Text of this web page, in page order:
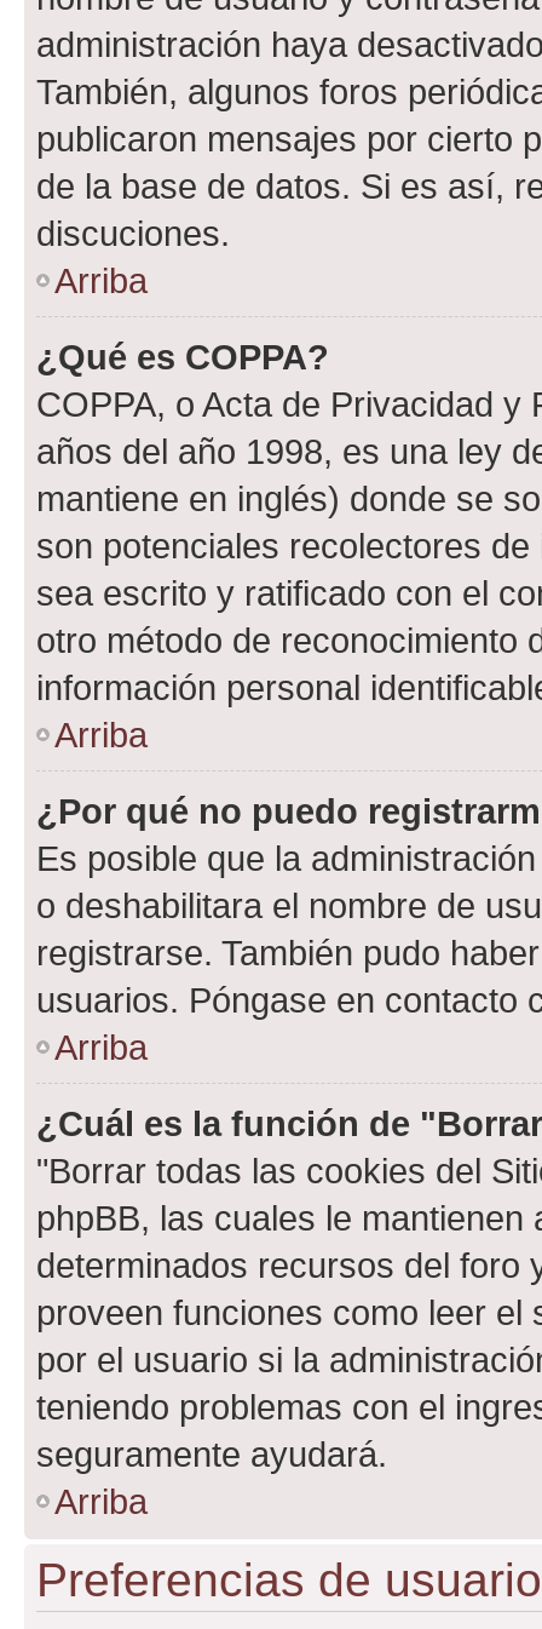
administración haya
También, algunos foros
publicaron mensajes por cierto
de la base de datos. Si es así,
discuciones.
Arriba
¿Qué es COPPA?
COPPA, o Acta de Privacidad
años del año 1998, es una ley
mantiene en inglés) donde se
son potenciales recolectores
sea escrito y ratificado con el
otro método de reconocimiento
información personal
Arriba
¿Por qué no puedo
Es posible que la
o deshabilitara el nombre de
registrarse. También pudo
usuarios. Póngase en contacto
Arriba
¿Cuál es la función de
"Borrar todas las cookies del
phpBB, las cuales le
determinados recursos del foro
proveen funciones como leer el
por el usuario si la
teniendo problemas con el
seguramente ayudará.
Arriba
Preferencias de